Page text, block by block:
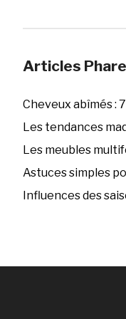
Articles
Cheveux abîmés :
Les tendances
Les meubles
Astuces simples
Influences des